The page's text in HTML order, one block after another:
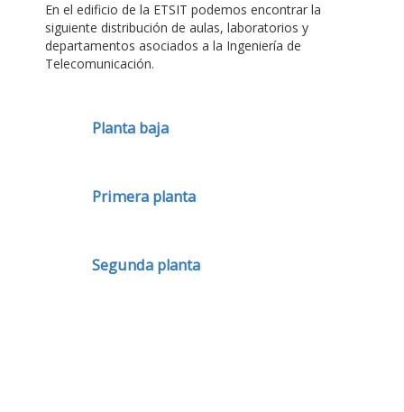
En el edificio de la ETSIT podemos encontrar la
siguiente distribución de aulas, laboratorios y
departamentos asociados a la Ingeniería de
Telecomunicación.
Planta baja
Primera planta
Segunda planta